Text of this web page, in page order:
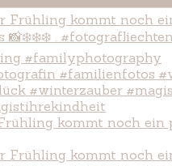
kommt noch ein